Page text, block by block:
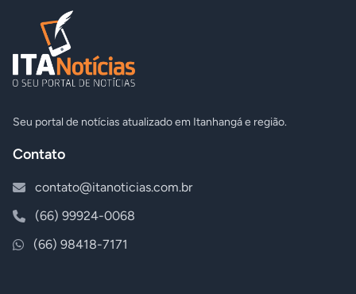
Seu portal de notícias atualizado em Itanhangá e região.
Contato
contato@itanoticias.com.br
(66) 99924-0068
(66) 98418-7171